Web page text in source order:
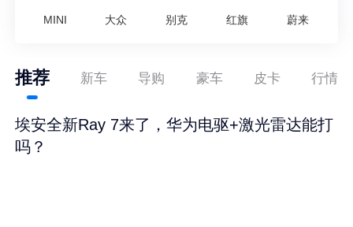
MINI 大众 别克 红旗 蔚来
推荐 新车 导购 豪车 皮卡 行情
埃安全新Ray 7来了，华为电驱+激光雷达能打
吗？